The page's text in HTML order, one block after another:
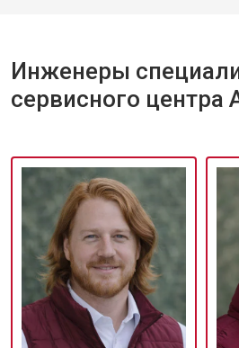
Инженеры
сервисного центра